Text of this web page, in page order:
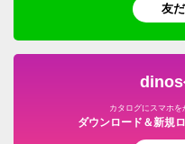
友
dinos
カタログにスマホを
ダウンロード＆新規